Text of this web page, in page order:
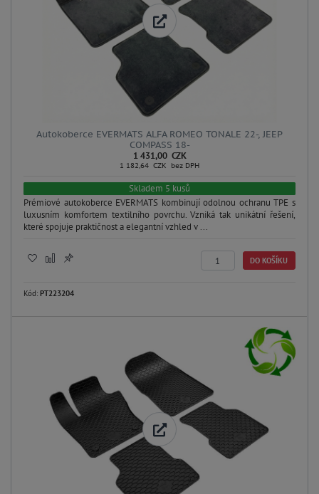
Autokoberce EVERMATS ALFA ROMEO TONALE 22-, JEEP
COMPASS 18-
1 431,00 CZK
1 182,64 CZK bez DPH
Skladem 5 kusů
Prémiové autokoberce EVERMATS kombinují odolnou ochranu TPE s
luxusním komfortem textilního povrchu. Vzniká tak unikátní řešení,
které spojuje praktičnost a elegantní vzhled v ...
DO KOŠÍKU
Kód: PT223204